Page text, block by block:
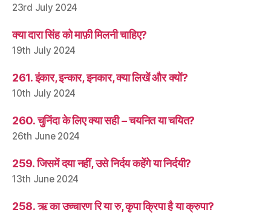
23rd July 2024
क्या दारा सिंह को माफ़ी मिलनी चाहिए?
19th July 2024
261. इंकार, इन्कार, इनकार, क्या लिखें और क्यों?
10th July 2024
260. चुनिंदा के लिए क्या सही – चयनित या चयित?
26th June 2024
259. जिसमें दया नहीं, उसे निर्दय कहेंगे या निर्दयी?
13th June 2024
258. ऋ का उच्चारण रि या रु, कृपा क्रिपा है या क्रुपा?